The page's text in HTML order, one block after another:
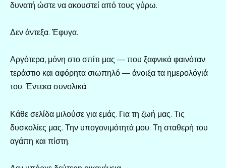
δυνατή ώστε να ακουστεί από τους γύρω.
Δεν άντεξα. Έφυγα.
Αργότερα, μόνη στο σπίτι μας — που ξαφνικά φαινόταν
τεράστιο και αφόρητα σιωπηλό — άνοιξα τα ημερολόγιά
του. Έντεκα συνολικά.
Κάθε σελίδα μιλούσε για εμάς. Για τη ζωή μας. Τις
δυσκολίες μας. Την υπογονιμότητά μου. Τη σταθερή του
αγάπη και πίστη.